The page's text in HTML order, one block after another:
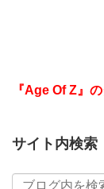
『Age Of Z』
サイト内検索